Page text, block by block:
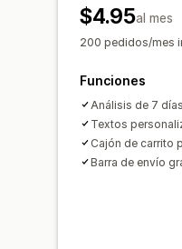
$4.95al mes
200 pedidos/mes
Funciones
Análisis de 7 días
Textos
Cajón de carrito
Barra de envío